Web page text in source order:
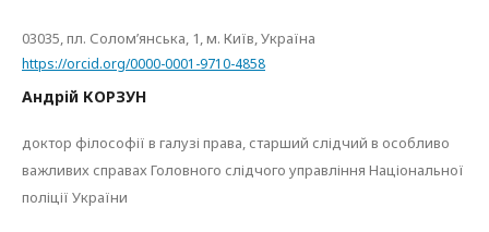
03035, пл. Солом’янська, 1, м. Київ, Україна
https://orcid.org/0000-0001-9710-4858
Андрій КОРЗУН
доктор філософії в галузі права, старший слідчий в особливо
важливих справах Головного слідчого управління Національної
поліції України